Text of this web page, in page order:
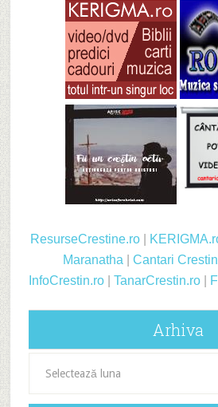
ResurseCrestine.ro|
Maranatha
Cantari
InfoCrestin.ro |TanarCrestin.ro
Arhiva